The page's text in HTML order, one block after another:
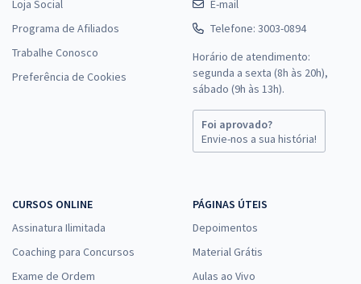
Loja Social
Programa de Afiliados
Trabalhe Conosco
Preferência de Cookies
E-mail
Telefone: 3003-0894
Horário de atendimento:
segunda a sexta (8h às 20h),
sábado (9h às 13h).
Foi aprovado?
Envie-nos a sua história!
CURSOS ONLINE
Assinatura Ilimitada
Coaching para Concursos
Exame de Ordem
PÁGINAS ÚTEIS
Depoimentos
Material Grátis
Aulas ao Vivo